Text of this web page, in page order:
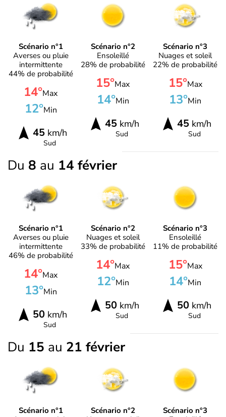
Scénario n°1
Averses ou pluie
intermittente
44% de probabilité
14°Max
12°Min
45km/h
Sud
Scénario n°2
Ensoleillé
28% de probabilité
15°Max
14°Min
45km/h
Sud
Scénario n°3
Nuages et soleil
22% de probabilité
15°Max
13°Min
45 km/h
Sud
Du 8 au 14 février
Scénario n°1
Averses ou pluie
intermittente
46% de probabilité
14°Max
13°Min
50km/h
Sud
Scénario n°2
Nuages et soleil
33% de probabilité
14°Max
12°Min
50km/h
Sud
Scénario n°3
Ensoleillé
11% de probabilité
15°Max
14°Min
50 km/h
Sud
Du 15 au 21 février
Scénario n°1
Scénario n°2
Scénario n°3